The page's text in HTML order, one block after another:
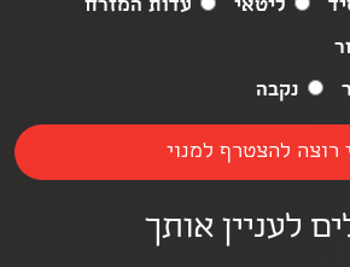
ליטאי
עדות המזרח
נקבה
לעניין אותך